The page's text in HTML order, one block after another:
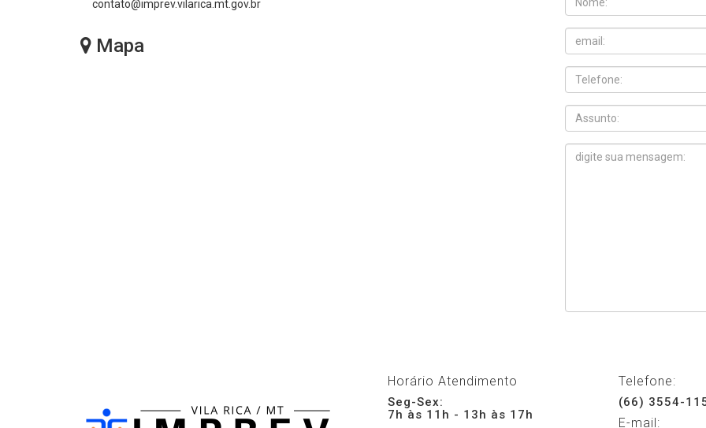
contato@imprev.vilarica.mt.gov.br
Mapa
Horário Atendimento
Seg-Sex:
7h às 11h - 13h às 17h
Telefone:
(66) 3554-
E-mail: